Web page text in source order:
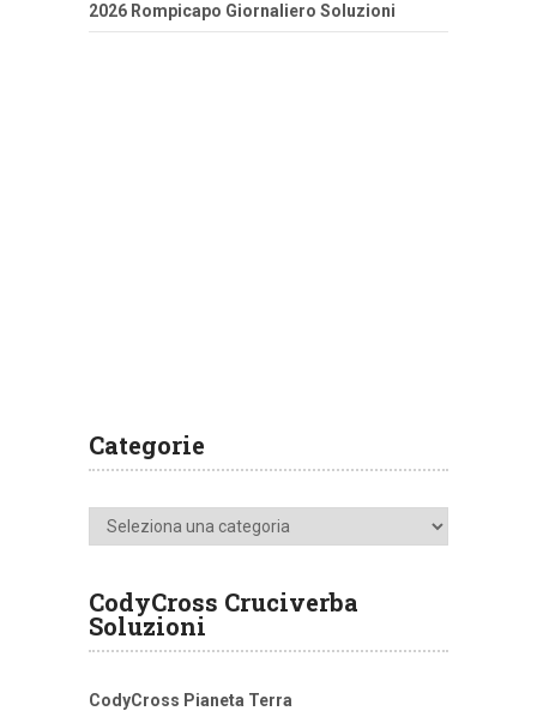
2026 Rompicapo Giornaliero Soluzioni
Categorie
Categorie
CodyCross Cruciverba
Soluzioni
CodyCross Pianeta Terra